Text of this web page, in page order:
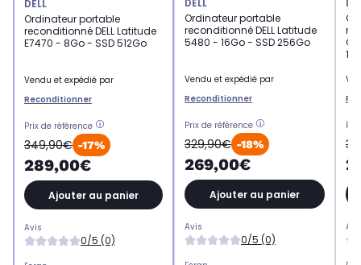
DELL
Ordinateur portable
reconditionné DELL Latitude
E7470 - 8Go - SSD 512Go
Vendu et expédié par
Reconditionner
Prix de référence
349,90€ -17%
289,00€
Ajouter au panier
Avis
0/5 (0)
DELL
Ordinateur portable
reconditionné DELL Latitude
5480 - 16Go - SSD 256Go
Vendu et expédié par
Reconditionner
Prix de référence
329,90€ -18%
269,00€
Ajouter au panier
Avis
0/5 (0)